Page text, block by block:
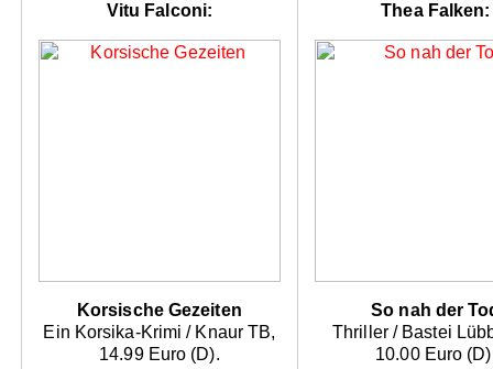
Vitu Falconi:
Korsische Gezeiten
Ein Korsika-Krimi / Knaur TB,
14.99 Euro (D).
Thea Falken:
So nah der
Thriller / Bastei
10.00 Euro